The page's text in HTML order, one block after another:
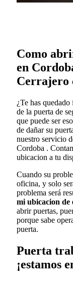
Como
en
Cerrajero
¿Te has
de la puerta de
que puede ser
de dañar su
nuestro servicio
Cordoba .
ubicacion a tu
Cuando su
oficina, y solo
problema será
mi ubicacion de
abrir puertas,
porque sabe
puerta.
Puerta
¡estamos